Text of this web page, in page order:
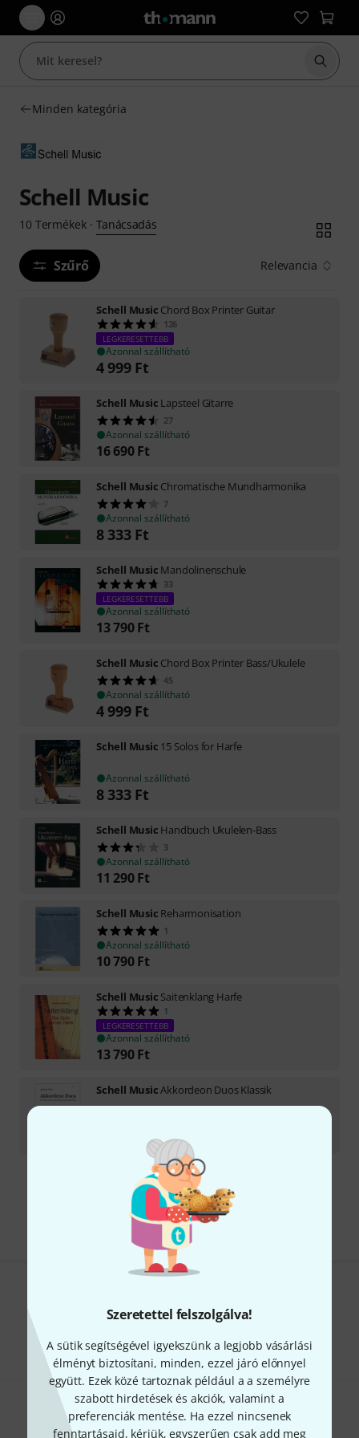
Szeretettel felszolgálva!
A sütik segítségével igyekszünk a legjobb vásárlási
élményt biztosítani, minden, ezzel járó előnnyel
együtt. Ezek közé tartoznak például a a személyre
szabott hirdetések és akciók, valamint a
preferenciák mentése. Ha ezzel nincsenek
fenntartásaid, kérjük, egyszerűen csak add meg
Minden kategória
Schell Music
10 Termékek· Tanácsadás
Szűrő Relevancia
Schell Music Chord Box Printer Guitar
126
LEGKERESETTEBB
Azonnal szállítható
4 999 Ft
Schell Music Lapsteel Gitarre
27
Azonnal szállítható
16 690 Ft
Schell Music Chromatische Mundharmonika
7
Azonnal szállítható
8 333 Ft
Schell Music Mandolinenschule
33
LEGKERESETTEBB
Azonnal szállítható
13 790 Ft
Schell Music Chord Box Printer Bass/Ukulele
45
Azonnal szállítható
4 999 Ft
Schell Music 15 Solos for Harfe
Azonnal szállítható
8 333 Ft
Schell Music Handbuch Ukulelen-Bass
3
Azonnal szállítható
11 290 Ft
Schell Music Reharmonisation
1
Azonnal szállítható
10 790 Ft
Schell Music Saitenklang Harfe
1
LEGKERESETTEBB
Azonnal szállítható
13 790 Ft
Schell MusicAkkordeon Duos Klassik
Ft
Díjmentes szállítás 79 000 Ft fölött
Minden ár tartalmazza az ÁFÁ-t